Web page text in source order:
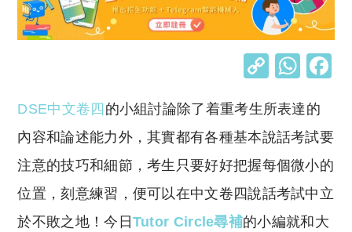
C
p
y
Li
n
k
W
at
s
A
p
p
DSE中文卷四 的小組討論除了着重考生所表達的
內容和論述能力外，其實都有各種基本說話考試要
注意的技巧和細節，考生只要好好把握每個微小的
位置，刻意練習，便可以在中文卷四說話考試中立
於不敗之地！今日 Tutor Circle尋補的小編就和大